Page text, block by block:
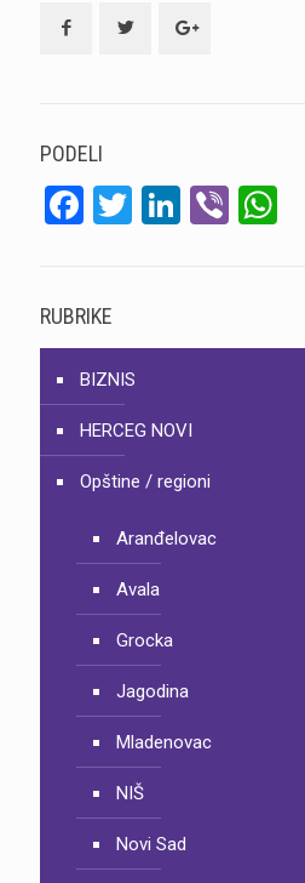
PODELI
Facebook
Twitter
LinkedIn
Viber
RUBRIKE
BIZNIS
HERCEG NOVI
Opštine / regioni
Aranđelovac
Avala
Grocka
Jagodina
Mladenovac
NIŠ
Novi Sad